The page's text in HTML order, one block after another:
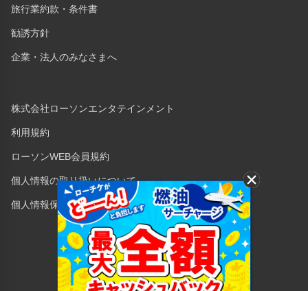
旅行業約款・条件書
勧誘方針
企業・法人のみなさまへ
株式会社ローソンエンタテインメント
利用規約
ローソンWEB会員規約
個人情報の取り扱いについて
個人情報保護方針
Copyright © 1998 Lawson Entertainment, Inc.